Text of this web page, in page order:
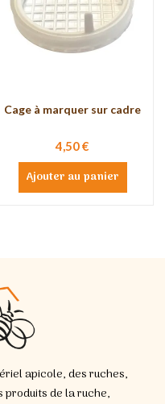
Cage à marquer sur cadre
4,50 €
Ajouter au panier
apicole, des ruches,
produits de la ruche,